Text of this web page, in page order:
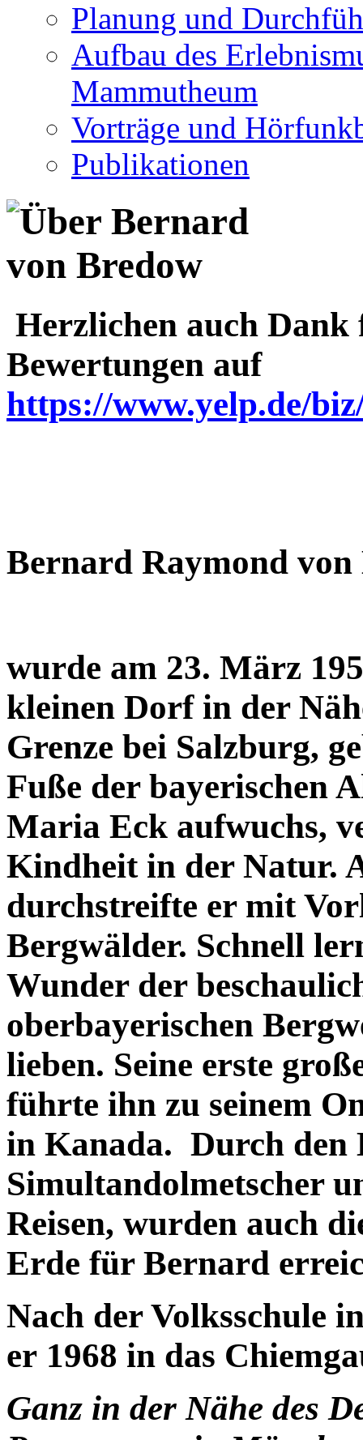
Planung und
Aufbau des
Mammutheum
Vorträge und
Publikationen
Herzlichen auch
Bewertungen auf
https://www.yelp.de/
Bernard Raymond von
wurde am 23. März
kleinen Dorf in der
Grenze bei Salzburg,
Fuße der bayerischen
Maria Eck aufwuchs,
Kindheit in der Natur.
durchstreifte er mit
Bergwälder. Schnell
Wunder der
oberbayerischen
lieben. Seine erste
führte ihn zu seinem
in Kanada. Durch den
Simultandolmetscher
Reisen, wurden auch
Erde für Bernard
Nach der Volksschule
er 1968 in das
Ganz in der Nähe des